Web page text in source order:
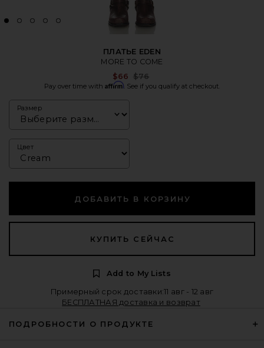
ПЛАТЬЕ EDEN
MORE TO COME
$66 Previous price:
$76
Pay over time with Affirm . See if you qualify at checkout.
Размер
Цвет
ДОБАВИТЬ В КОРЗИНУ
КУПИТЬ СЕЙЧАС
Add to My Lists
Примерный срок доставки:11 авг - 12 авг
БЕСПЛАТНАЯ доставка и возврат
ПОДРОБНОСТИ О ПРОДУКТЕ